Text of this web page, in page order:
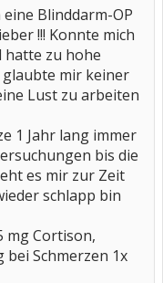
Blinddarm-OP
!!! Konnte mich
hatte zu hohe
glaubte mir keiner
Lust zu arbeiten
1 Jahr lang immer
bis die
es mir zur Zeit
schlapp bin
mg Cortison,
bei Schmerzen 1x